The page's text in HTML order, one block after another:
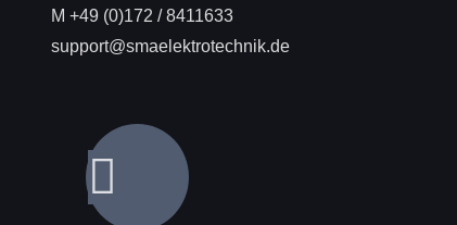
M +49 (0)172 / 8411633
support@smaelektrotechnik.de